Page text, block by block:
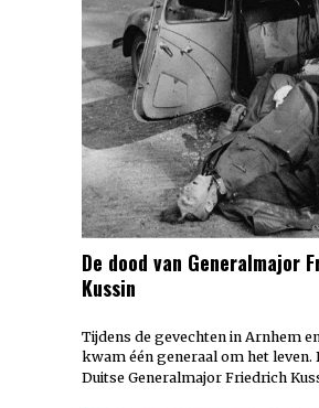
De dood van Generalmajor
Kussin
Tijdens de gevechten in Arnhem
kwam één generaal om het leven.
Duitse Generalmajor Friedrich